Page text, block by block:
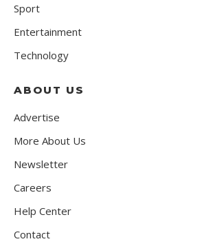
Sport
Entertainment
Technology
ABOUT US
Advertise
More About Us
Newsletter
Careers
Help Center
Contact